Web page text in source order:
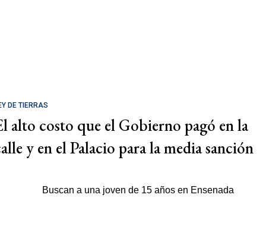
DE TIERRAS
alto costo que el Gobierno pagó en la
y en el Palacio para la media sanción